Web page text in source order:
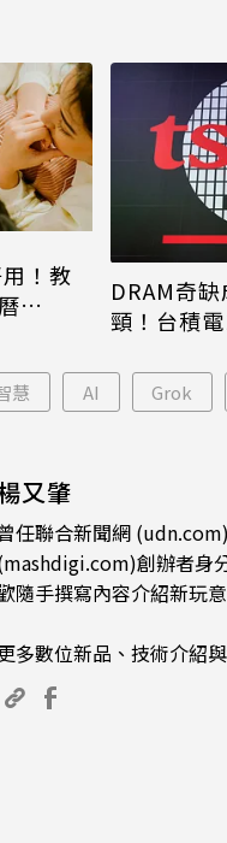
！教
DRAM奇
頸！台積
慧 AI Grok
又肇
曾任聯合新聞網
創辦者身
隨手撰寫內容介紹新玩意
多數位新品、技術介紹